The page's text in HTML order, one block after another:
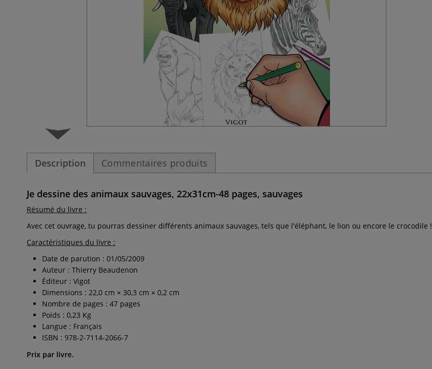
Description Commentaires produits
Je dessine des animaux sauvages, 22x31cm-48 pages, sauvages
Résumé du livre :
Avec cet ouvrage, tu pourras dessiner différents animaux sauvages, tels que l'éléphant, le lion ou encore le crocodile !
Caractéristiques du livre :
Date de parution : 01/05/2009
Auteur : Thierry Beaudenon
Éditeur : Vigot
Dimensions : 22,0 cm × 30,3 cm × 0,2 cm
Nombre de pages : 47 pages
Poids : 0,23 Kg
Langue : Français
ISBN : 978-2-7114-2066-7
Prix par livre.